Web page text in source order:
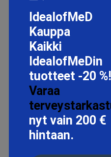
BIOTECHUSA
IdealofMeD
Kauppa
Kaikki
IdealofMeDin
tuotteet -20 %!
Varaa
nyt vain 200 €
hintaan.